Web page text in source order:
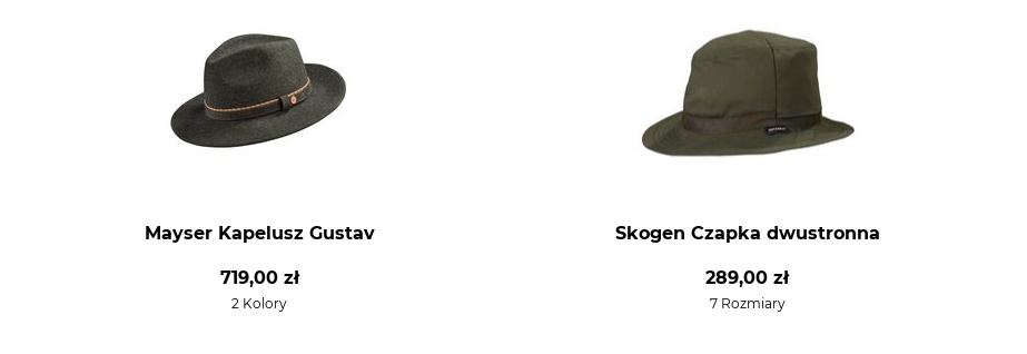
Mayser Kapelusz Gustav
719,00 zł
2 Kolory
Skogen Czapka dwustronna
289,00 zł
7 Rozmiary